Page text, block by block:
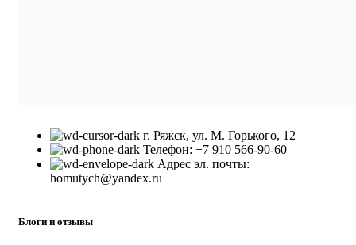
г. Ряжск, ул. М. Горького, 12
Телефон: +7 910 566-90-60
Адрес эл. почты:
homutych@yandex.ru
Блоги и отзывы